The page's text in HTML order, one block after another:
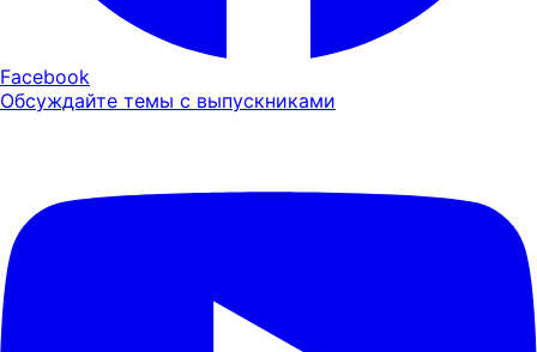
Facebook
Обсуждайте темы с выпускниками